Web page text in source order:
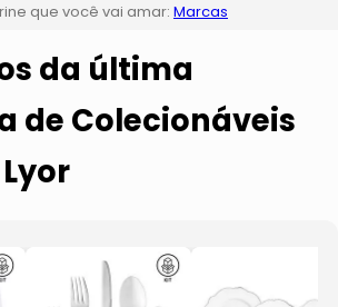
que você vai amar: Marcas
da última
de Colecionáveis